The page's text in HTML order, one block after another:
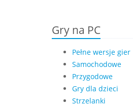
Gry na PC
Pełne wersje gier
Samochodowe
Przygodowe
Gry dla dzieci
Strzelanki